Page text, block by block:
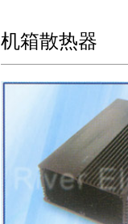
机箱散热器